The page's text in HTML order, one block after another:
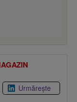
Urmărește